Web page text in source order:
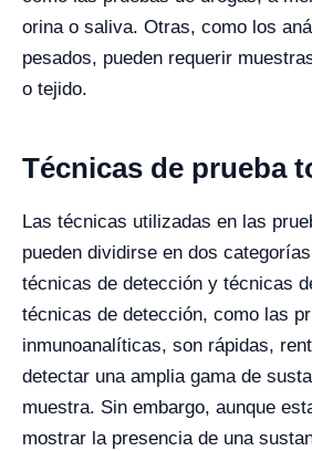
orina o saliva. Otras, como los
pesados, pueden requerir
o tejido.
Técnicas de prueba
Las técnicas utilizadas en las
pueden dividirse en dos
técnicas de detección y técnicas
técnicas de detección, como las
inmunoanalíticas, son rápidas,
detectar una amplia gama de
muestra. Sin embargo, aunque
mostrar la presencia de una